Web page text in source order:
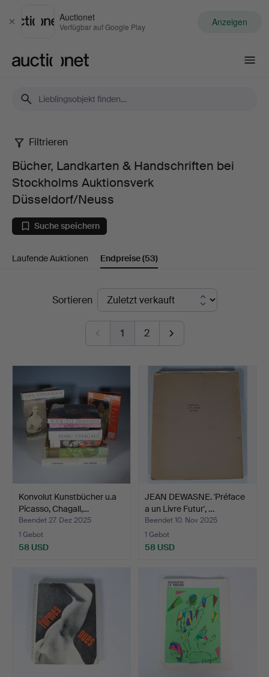
Schließen
Auctionet
Verfügbar auf Google Play Anzeigen
Bücher,
Landkarten
Handschriften
bei
Stockholms
Auktionsverk
Düsseldorf/Neuss
Filtrieren
Bücher, Landkarten & Handschriften bei
Stockholms Auktionsverk
Düsseldorf/Neuss
Suche speichern
Laufende Auktionen Endpreise(53)
EndpreiseSortieren
1 2
Konvolut Kunstbücher u.a
Picasso, Chagall,…
Beendet 27. Dez 2025
1 Gebot
58 USD
JEAN DEWASNE. 'Préface
a un Livre Futur', …
Beendet 10. Nov 2025
1 Gebot
58 USD